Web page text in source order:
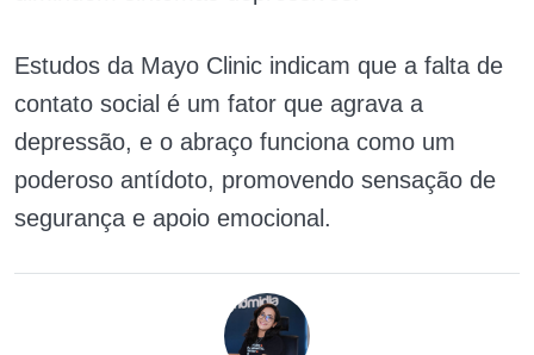
Estudos da Mayo Clinic indicam que a falta de
contato social é um fator que agrava a
depressão, e o abraço funciona como um
poderoso antídoto, promovendo sensação de
segurança e apoio emocional.